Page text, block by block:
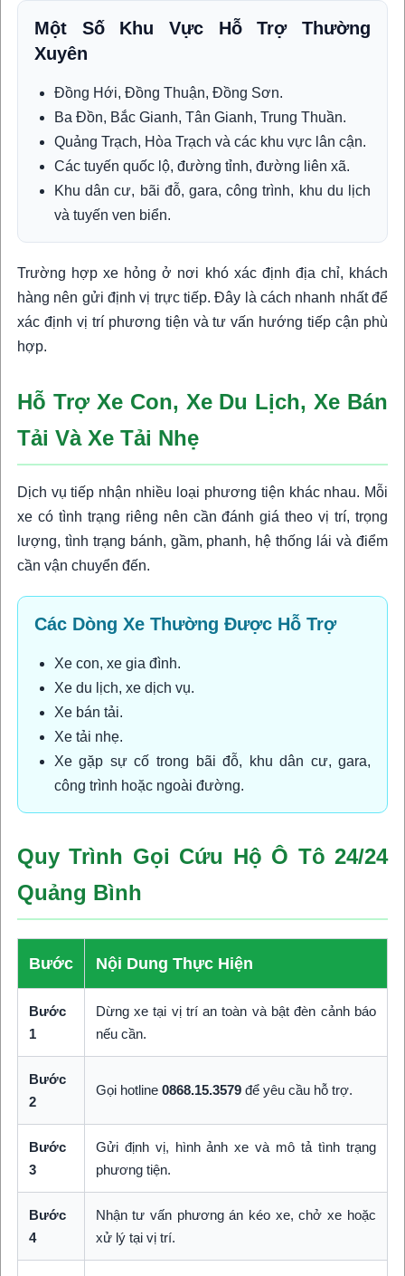
Một Số Khu Vực Hỗ Trợ Thường
Xuyên
Đồng Hới, Đồng Thuận, Đồng Sơn.
Ba Đồn, Bắc Gianh, Tân Gianh, Trung Thuần.
Quảng Trạch, Hòa Trạch và các khu vực lân cận.
Các tuyến quốc lộ, đường tỉnh, đường liên xã.
Khu dân cư, bãi đỗ, gara, công trình, khu du lịch
và tuyến ven biển.
Trường hợp xe hỏng ở nơi khó xác định địa chỉ, khách
hàng nên gửi định vị trực tiếp. Đây là cách nhanh nhất để
xác định vị trí phương tiện và tư vấn hướng tiếp cận phù
hợp.
Hỗ Trợ Xe Con, Xe Du Lịch, Xe Bán
Tải Và Xe Tải Nhẹ
Dịch vụ tiếp nhận nhiều loại phương tiện khác nhau. Mỗi
xe có tình trạng riêng nên cần đánh giá theo vị trí, trọng
lượng, tình trạng bánh, gầm, phanh, hệ thống lái và điểm
cần vận chuyển đến.
Các Dòng Xe Thường Được Hỗ Trợ
Xe con, xe gia đình.
Xe du lịch, xe dịch vụ.
Xe bán tải.
Xe tải nhẹ.
Xe gặp sự cố trong bãi đỗ, khu dân cư, gara,
công trình hoặc ngoài đường.
Quy Trình Gọi Cứu Hộ Ô Tô 24/24
Quảng Bình
Bước Nội Dung Thực Hiện
Bước
1
Dừng xe tại vị trí an toàn và bật đèn cảnh báo
nếu cần.
Bước
2
Gọi hotline 0868.15.3579để yêu cầu hỗ trợ.
Bước
3
Gửi định vị, hình ảnh xe và mô tả tình trạng
phương tiện.
Bước
4
Nhận tư vấn phương án kéo xe, chở xe hoặc
xử lý tại vị trí.